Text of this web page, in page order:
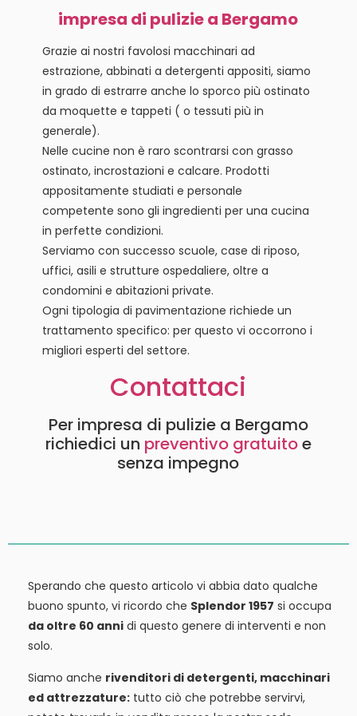
impresa di pulizie a Bergamo
Grazie ai nostri favolosi macchinari ad
estrazione, abbinati a detergenti appositi, siamo
in grado di estrarre anche lo sporco più ostinato
da moquette e tappeti ( o tessuti più in
generale).
Nelle cucine non è raro scontrarsi con grasso
ostinato, incrostazioni e calcare. Prodotti
appositamente studiati e personale
competente sono gli ingredienti per una cucina
in perfette condizioni.
Serviamo con successo scuole, case di riposo,
uffici, asili e strutture ospedaliere, oltre a
condomini e abitazioni private.
Ogni tipologia di pavimentazione richiede un
trattamento specifico: per questo vi occorrono i
migliori esperti del settore.
Contattaci
Per impresa di pulizie a Bergamo
richiedici un preventivo gratuitoe
senza impegno
Sperando che questo articolo vi abbia dato qualche
buono spunto, vi ricordo che Splendor 1957 si occupa
da oltre 60 anni di questo genere di interventi e non
solo.
Siamo anche rivenditori di detergenti, macchinari
ed attrezzature: tutto ciò che potrebbe servirvi,